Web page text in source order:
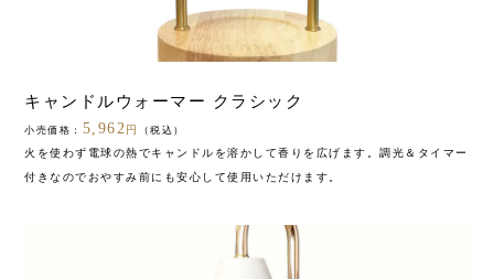
キャンドルウォーマー クラシック
小売価格： 5,962 円 （税込）
火を使わず電球の熱でキャンドルを溶かして香りを広げます。調光＆タイマー
付きなのでおやすみ前にも安心して使用いただけます。